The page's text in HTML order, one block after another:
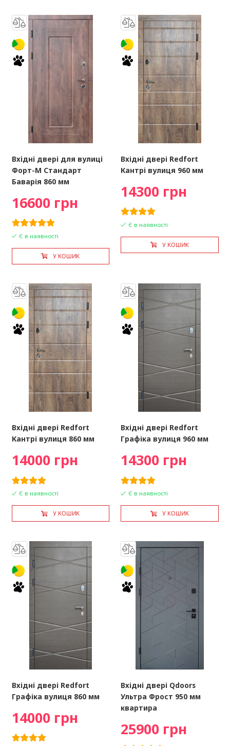
Вхідні двері для вулиці
Форт-М Стандарт
Баварія 860 мм
16600 грн
Є в наявності
У КОШИК
Вхідні двері Redfort
Кантрі вулиця 960 мм
14300 грн
Є в наявності
У КОШИК
Вхідні двері Redfort
Кантрі вулиця 860 мм
14000 грн
Є в наявності
У КОШИК
Вхідні двері Redfort
Графіка вулиця 960 мм
14300 грн
Є в наявності
У КОШИК
Вхідні двері Redfort
Графіка вулиця 860 мм
14000 грн
Вхідні двері Qdoors
Ультра Фрост 950 мм
квартира
25900 грн